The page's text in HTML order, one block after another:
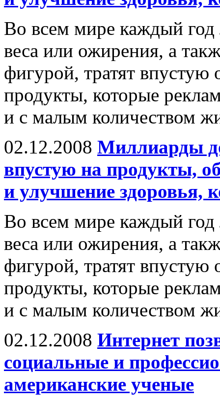
Во всем мире каждый
веса или ожирения, а
фигурой, тратят
продукты, которые
и с малым количеством
02.12.2008 Миллиарды
впустую на продукты,
и улучшение здоровья,
Во всем мире каждый
веса или ожирения, а
фигурой, тратят
продукты, которые
и с малым количеством
02.12.2008 Интернет
социальные и
американские ученые